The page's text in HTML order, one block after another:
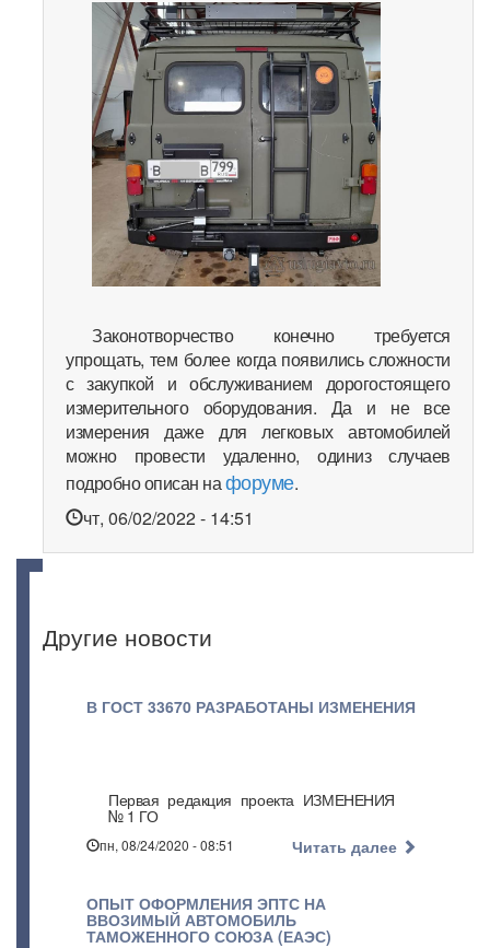
Законотворчество конечно требуется
упрощать, тем более когда появились сложности
с закупкой и обслуживанием дорогостоящего
измерительного оборудования. Да и не все
измерения даже для легковых автомобилей
можно провести удаленно, одиниз случаев
подробно описан нафоруме.
чт, 06/02/2022 - 14:51
Другие новости
В ГОСТ 33670 РАЗРАБОТАНЫ ИЗМЕНЕНИЯ
Первая редакция проекта ИЗМЕНЕНИЯ
№ 1 ГО
пн, 08/24/2020 - 08:51 Читать далее
ОПЫТ ОФОРМЛЕНИЯ ЭПТС НА
ВВОЗИМЫЙ АВТОМОБИЛЬ
ТАМОЖЕННОГО СОЮЗА (ЕАЭС)